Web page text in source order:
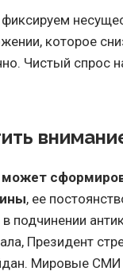
которое
Чистый спрос
, ее
подчинении
Президент
Мировые СМИ